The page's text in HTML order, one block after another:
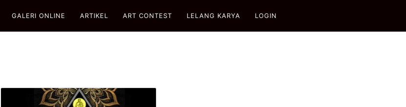
GALERI ONLINE ARTIKEL ART CONTEST LELANG KARYA LOGIN